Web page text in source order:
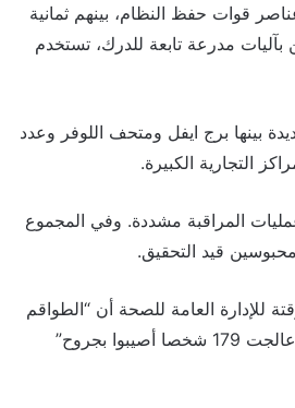
ألفا من عناصر قوات حفظ النظام، بينهم ثمانية
مدرعة تابعة للدرك، تستخدم
بينها برج ايفل ومتحف اللوفر وعدد
التجارية الكبيرة.
المراقبة مشددة. وفي المجموع
للإدارة العامة للصحة أن “الطواقم
الطبية في المستشفيات عالجت 179 شخصا أصيبوا بجروح”